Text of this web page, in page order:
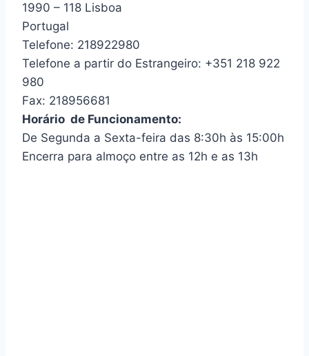
1990 – 118 Lisboa
Portugal
Telefone: 218922980
Telefone a partir do Estrangeiro: +351 218 922
980
Fax: 218956681
Horário de Funcionamento:
De Segunda a Sexta-feira das 8:30h às 15:00h
Encerra para almoço entre as 12h e as 13h